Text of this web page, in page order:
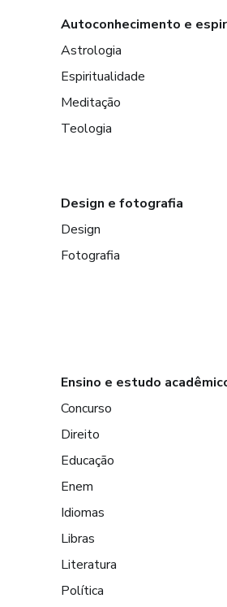
Autoconhecimento e
Astrologia
Espiritualidade
Meditação
Teologia
Design e fotografia
Design
Fotografia
Ensino e estudo
Concurso
Direito
Educação
Enem
Idiomas
Libras
Literatura
Política